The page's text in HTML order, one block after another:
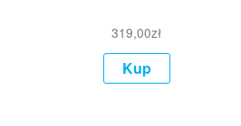
319,00zł
Kup